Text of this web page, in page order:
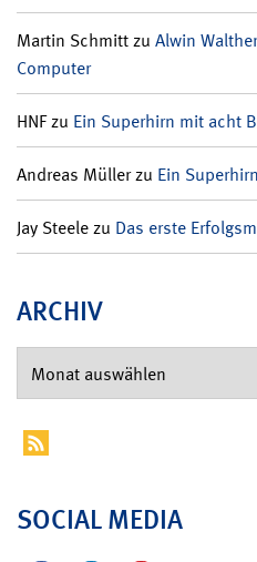
Martin Schmittzu Alwin
Computer
HNFzu Ein Superhirn mit acht
Andreas Müllerzu Ein
Jay Steelezu Das erste
ARCHIV
SOCIAL MEDIA